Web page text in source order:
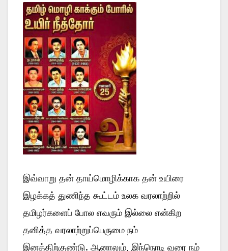
இவ்வாறு தன் தாய்மொழிக்காக தன் உயிரை
இழக்கத் துணிந்த கூட்டம் உலக வரலாற்றில்
தமிழர்களைப் போல எவரும் இல்லை என்கிற
தனித்த வரலாற்றுப்பெருமை நம்
இனத்திற்குண்டு. ஆனாலும், இந்நொடி வரை நம்